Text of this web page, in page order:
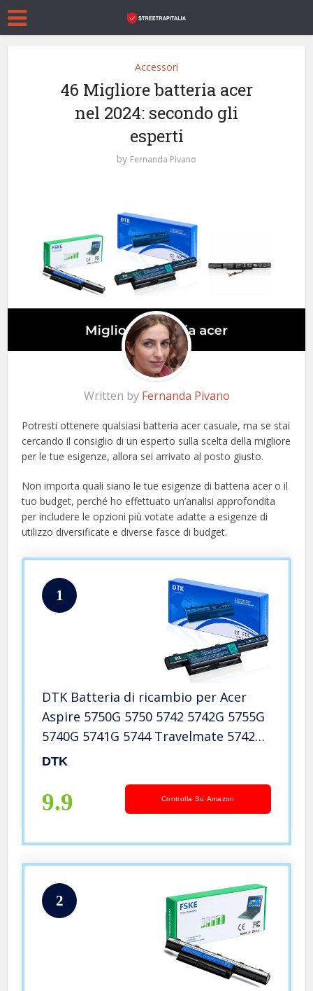
Accessori
46 Migliore batteria acer
nel 2024: secondo gli
esperti
by Fernanda Pivano
Written by Fernanda Pivano
Potresti ottenere qualsiasi batteria acer casuale, ma se stai
cercando il consiglio di un esperto sulla scelta della migliore
per le tue esigenze, allora sei arrivato al posto giusto.
Non importa quali siano le tue esigenze di batteria acer o il
tuo budget, perché ho effettuato un’analisi approfondita
per includere le opzioni più votate adatte a esigenze di
utilizzo diversificate e diverse fasce di budget.
1
DTK Batteria di ricambio per Acer
Aspire 5750G 5750 5742 5742G 5755G
5740G 5741G 5744 Travelmate 5742
5740 AS10D31 AS10D51 AS10D75
AS10D81 AS10D41 10.8V 5200mAh
DTK
9.9 Controlla Su Amazon
2